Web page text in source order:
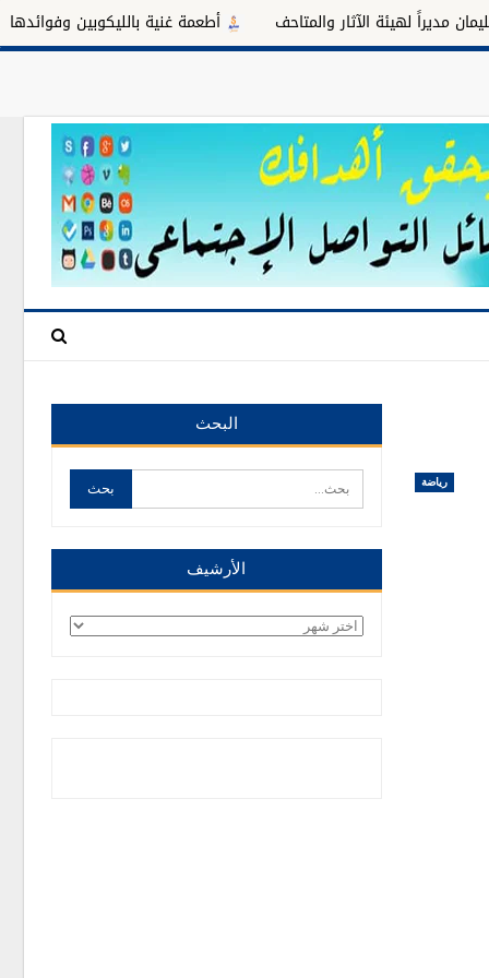
الآثار والمتاحف أطعمة غنية بالليكوبين وفوائدها للبروستاتا
رياضة
البحث
الأرشيف
الأرشيف